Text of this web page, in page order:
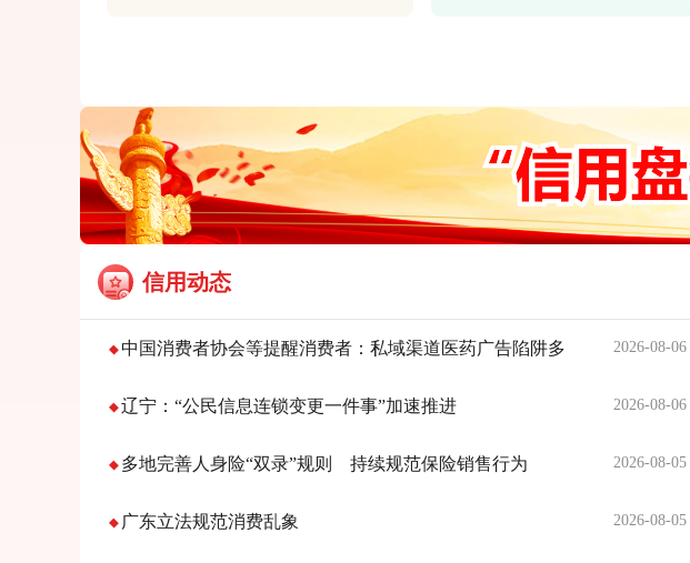
信用动态
中国消费者协会等提醒消费者：私域渠道医药广告陷阱多 2026-08-06
辽宁：“公民信息连锁变更一件事”加速推进 2026-08-06
多地完善人身险“双录”规则 持续规范保险销售行为 2026-08-05
广东立法规范消费乱象 2026-08-05